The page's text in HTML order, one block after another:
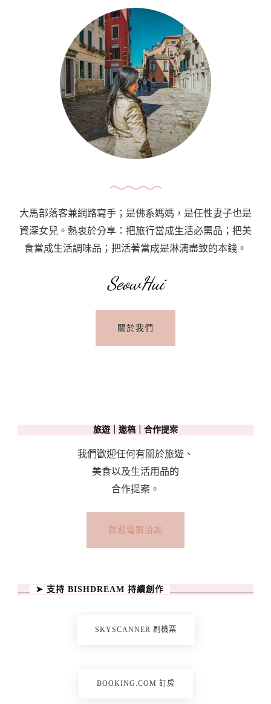
Baked
Cheese
Cake
大馬部落客兼網路寫手；是佛系媽媽，是任性妻子也是
資深女兒。熱衷於分享：把旅行當成生活必需品；把美
食當成生活調味品；把活著當成是淋漓盡致的本錢。
SeowHui
關於我們
旅遊｜邀稿｜合作提案
我們歡迎任何有關於旅遊、
美食以及生活用品的
合作提案。
歡迎電郵洽詢
➤ 支持 BISHDREAM 持續創作
SKYSCANNER 刷機票
BOOKING.COM 訂房